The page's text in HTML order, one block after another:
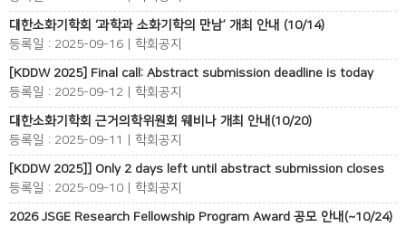
대한소화기학회 ‘과학과 소화기학의 만남’ 개최 안내 (10/14)
등록일 : 2025-09-16 | 학회공지
[KDDW 2025] Final call: Abstract submission deadline is today
등록일 : 2025-09-12 | 학회공지
대한소화기학회 근거의학위원회 웨비나 개최 안내(10/20)
등록일 : 2025-09-11 | 학회공지
[KDDW 2025]] Only 2 days left until abstract submission closes
등록일 : 2025-09-10 | 학회공지
2026 JSGE Research Fellowship Program Award 공모 안내(~10/24)